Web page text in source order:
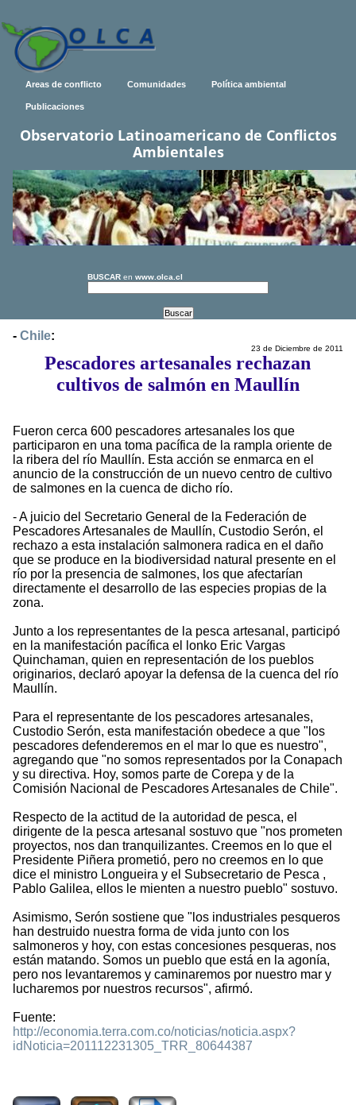
Areas de conflicto Comunidades Política ambiental
Publicaciones
Observatorio Latinoamericano de Conflictos
Ambientales
BUSCAR en www.olca.cl
- Chile:
23 de Diciembre de 2011
Pescadores artesanales rechazan
cultivos de salmón en Maullín
Fueron cerca 600 pescadores artesanales los que
participaron en una toma pacífica de la rampla oriente de
la ribera del río Maullín. Esta acción se enmarca en el
anuncio de la construcción de un nuevo centro de cultivo
de salmones en la cuenca de dicho río.
- A juicio del Secretario General de la Federación de
Pescadores Artesanales de Maullín, Custodio Serón, el
rechazo a esta instalación salmonera radica en el daño
que se produce en la biodiversidad natural presente en el
río por la presencia de salmones, los que afectarían
directamente el desarrollo de las especies propias de la
zona.
Junto a los representantes de la pesca artesanal, participó
en la manifestación pacífica el lonko Eric Vargas
Quinchaman, quien en representación de los pueblos
originarios, declaró apoyar la defensa de la cuenca del río
Maullín.
Para el representante de los pescadores artesanales,
Custodio Serón, esta manifestación obedece a que "los
pescadores defenderemos en el mar lo que es nuestro",
agregando que "no somos representados por la Conapach
y su directiva. Hoy, somos parte de Corepa y de la
Comisión Nacional de Pescadores Artesanales de Chile".
Respecto de la actitud de la autoridad de pesca, el
dirigente de la pesca artesanal sostuvo que "nos prometen
proyectos, nos dan tranquilizantes. Creemos en lo que el
Presidente Piñera prometió, pero no creemos en lo que
dice el ministro Longueira y el Subsecretario de Pesca ,
Pablo Galilea, ellos le mienten a nuestro pueblo" sostuvo.
Asimismo, Serón sostiene que "los industriales pesqueros
han destruido nuestra forma de vida junto con los
salmoneros y hoy, con estas concesiones pesqueras, nos
están matando. Somos un pueblo que está en la agonía,
pero nos levantaremos y caminaremos por nuestro mar y
lucharemos por nuestros recursos", afirmó.
Fuente:
http://economia.terra.com.co/noticias/noticia.aspx?
idNoticia=201112231305_TRR_80644387